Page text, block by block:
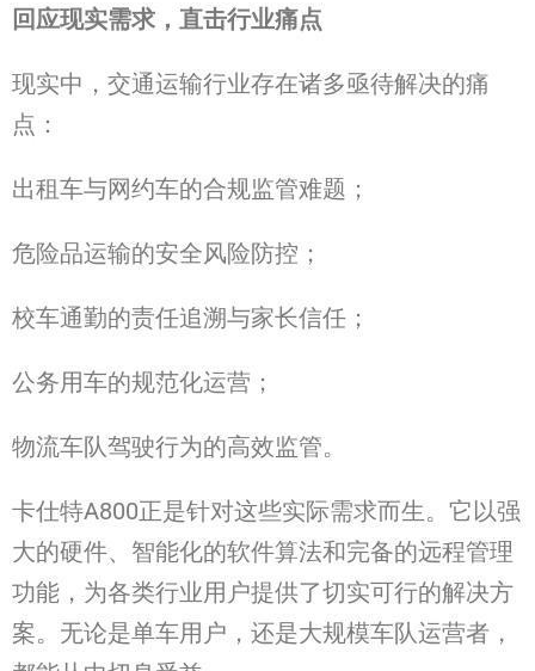
回应现实需求，直击行业痛点
现实中，交通运输行业存在诸多亟待解决的痛
点：
出租车与网约车的合规监管难题；
危险品运输的安全风险防控；
校车通勤的责任追溯与家长信任；
公务用车的规范化运营；
物流车队驾驶行为的高效监管。
卡仕特A800正是针对这些实际需求而生。它以强
大的硬件、智能化的软件算法和完备的远程管理
功能，为各类行业用户提供了切实可行的解决方
案。无论是单车用户，还是大规模车队运营者，